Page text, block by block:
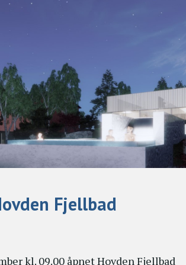
Fjellbad
kl. 09.00 åpnet Hovden Fjellbad